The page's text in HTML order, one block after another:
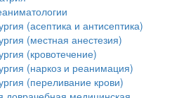
(асептика и антисептика)
(местная анестезия)
(кровотечение)
(наркоз и реанимация)
(переливание крови)